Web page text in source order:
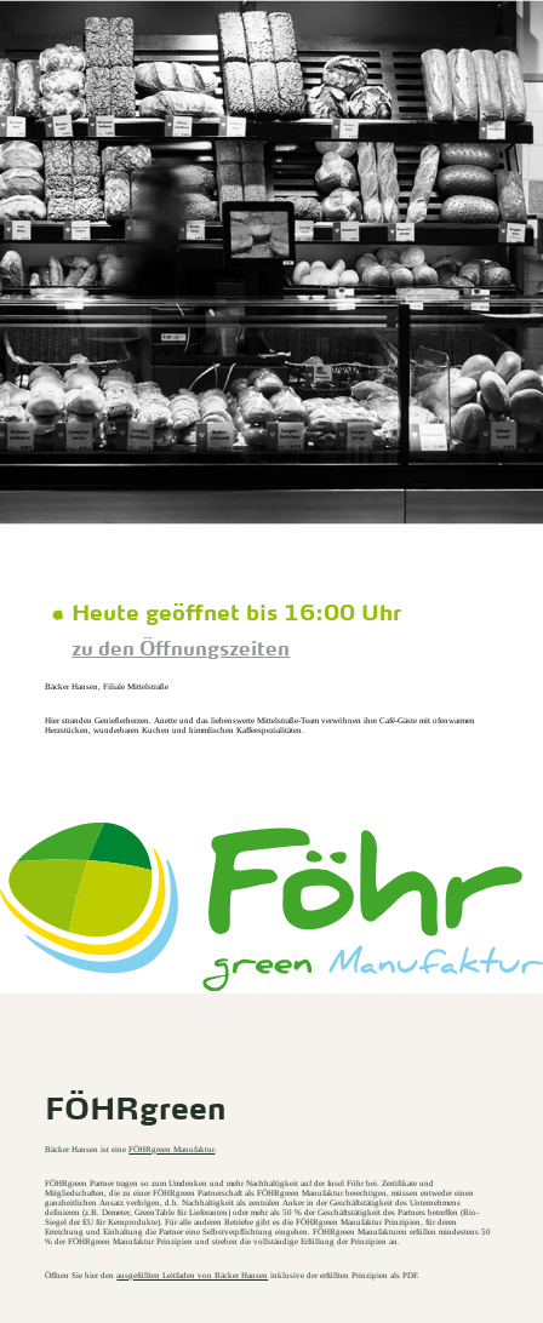
Menü
Suchen
Unterkunft
zurück zur Startseite
Heute geöffnet bis 16:00 Uhr
zu den Öffnungszeiten
Bäcker Hansen, Filiale Mittelstraße
Hier stranden Genießerherzen. Anette und das liebenswerte Mittelstraße-Team verwöhnen ihre Café-Gäste mit ofenwarmen
Herzstücken, wunderbaren Kuchen und himmlischen Kaffeespezialitäten.
FÖHRgreen
Bäcker Hansen ist eineFÖHRgreen Manufaktur.
FÖHRgreen Partner tragen so zum Umdenken und mehr Nachhaltigkeit auf der Insel Föhr bei. Zertifikate und
Mitgliedschaften, die zu einer FÖHRgreen Partnerschaft als FÖHRgreen Manufaktur berechtigen, müssen entweder einen
ganzheitlichen Ansatz verfolgen, d.h. Nachhaltigkeit als zentralen Anker in der Geschäftstätigkeit des Unternehmens
definieren (z.B. Demeter, GreenTable für Lieferanten) oder mehr als 50 % der Geschäftstätigkeit des Partners betreffen (Bio-
Siegel der EU für Kernprodukte). Für alle anderen Betriebe gibt es die FÖHRgreen Manufaktur Prinzipien, für deren
Erreichung und Einhaltung die Partner eine Selbstverpflichtung eingehen. FÖHRgreen Manufakturen erfüllen mindestens 50
% der FÖHRgreen Manufaktur Prinzipien und streben die vollständige Erfüllung der Prinzipien an.
Öffnen Sie hier denausgefüllten Leitfaden von Bäcker Hansen inklusive der erfüllten Prinzipien als PDF.